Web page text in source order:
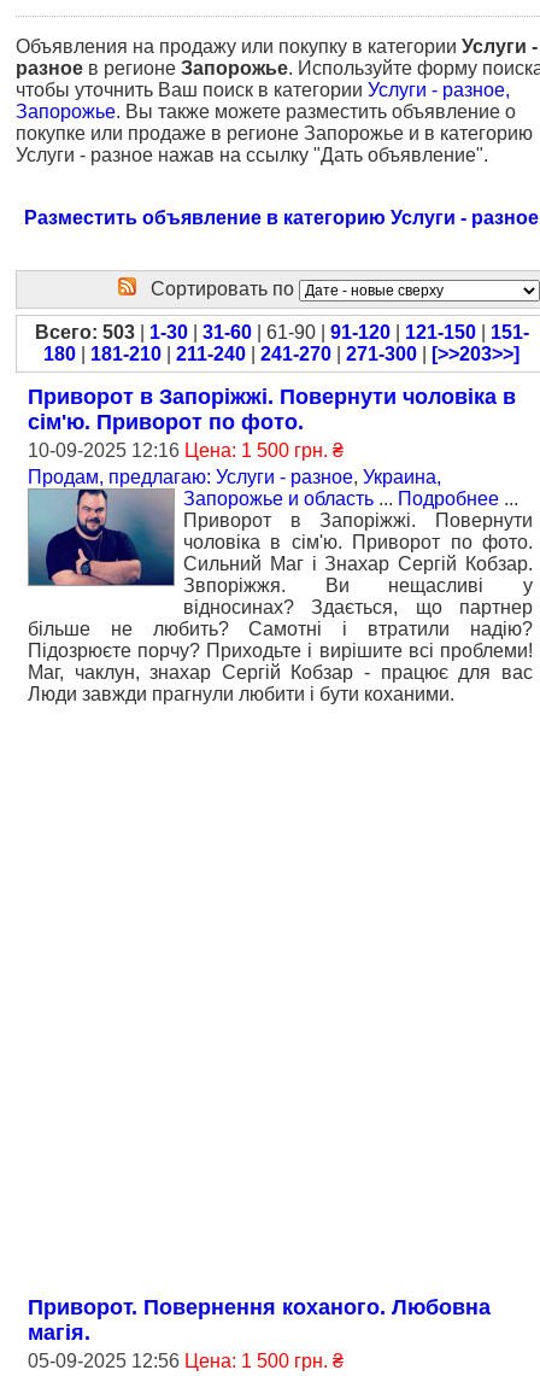
Объявления на продажу или покупку в категории Услуги -
разное в регионе Запорожье. Используйте форму
чтобы уточнить Ваш поиск в категории Услуги - разное,
Запорожье. Вы также можете разместить объявление о
покупке или продаже в регионе Запорожье и в категорию
Услуги - разное нажав на ссылку "Дать объявление".
Разместить объявление в категорию Услуги - разное
Сортировать по
Всего: 503| 1-30| 31-60| 61-90 | 91-120| 121-150| 151-
180
181-210 211-240 241-270 271-300 [>>203>>]
Приворот в Запоріжжі. Повернути чоловіка в
сім'ю. Приворот по фото.
10-09-2025 12:16 Цена: 1 500 грн. ₴
Продам, предлагаю: Услуги - разное, Украина,
Запорожье и область ... Подробнее ...
Приворот в Запоріжжі. Повернути
чоловіка в сім'ю. Приворот по фото.
Сильний Маг і Знахар Сергій Кобзар.
Звпоріжжя. Ви нещасливі у
відносинах? Здається, що партнер
більше не любить? Самотні і втратили надію?
Підозрюєте порчу? Приходьте і вирішите всі проблеми!
Маг, чаклун, знахар Сергій Кобзар - працює для вас
Люди завжди прагнули любити і бути коханими.
Приворот. Повернення коханого. Любовна
магія.
05-09-2025 12:56 Цена: 1 500 грн. ₴